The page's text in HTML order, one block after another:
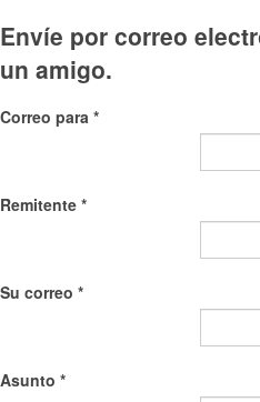
Envíe por correo
un amigo.
Correo para *
Remitente *
Su correo *
Asunto *